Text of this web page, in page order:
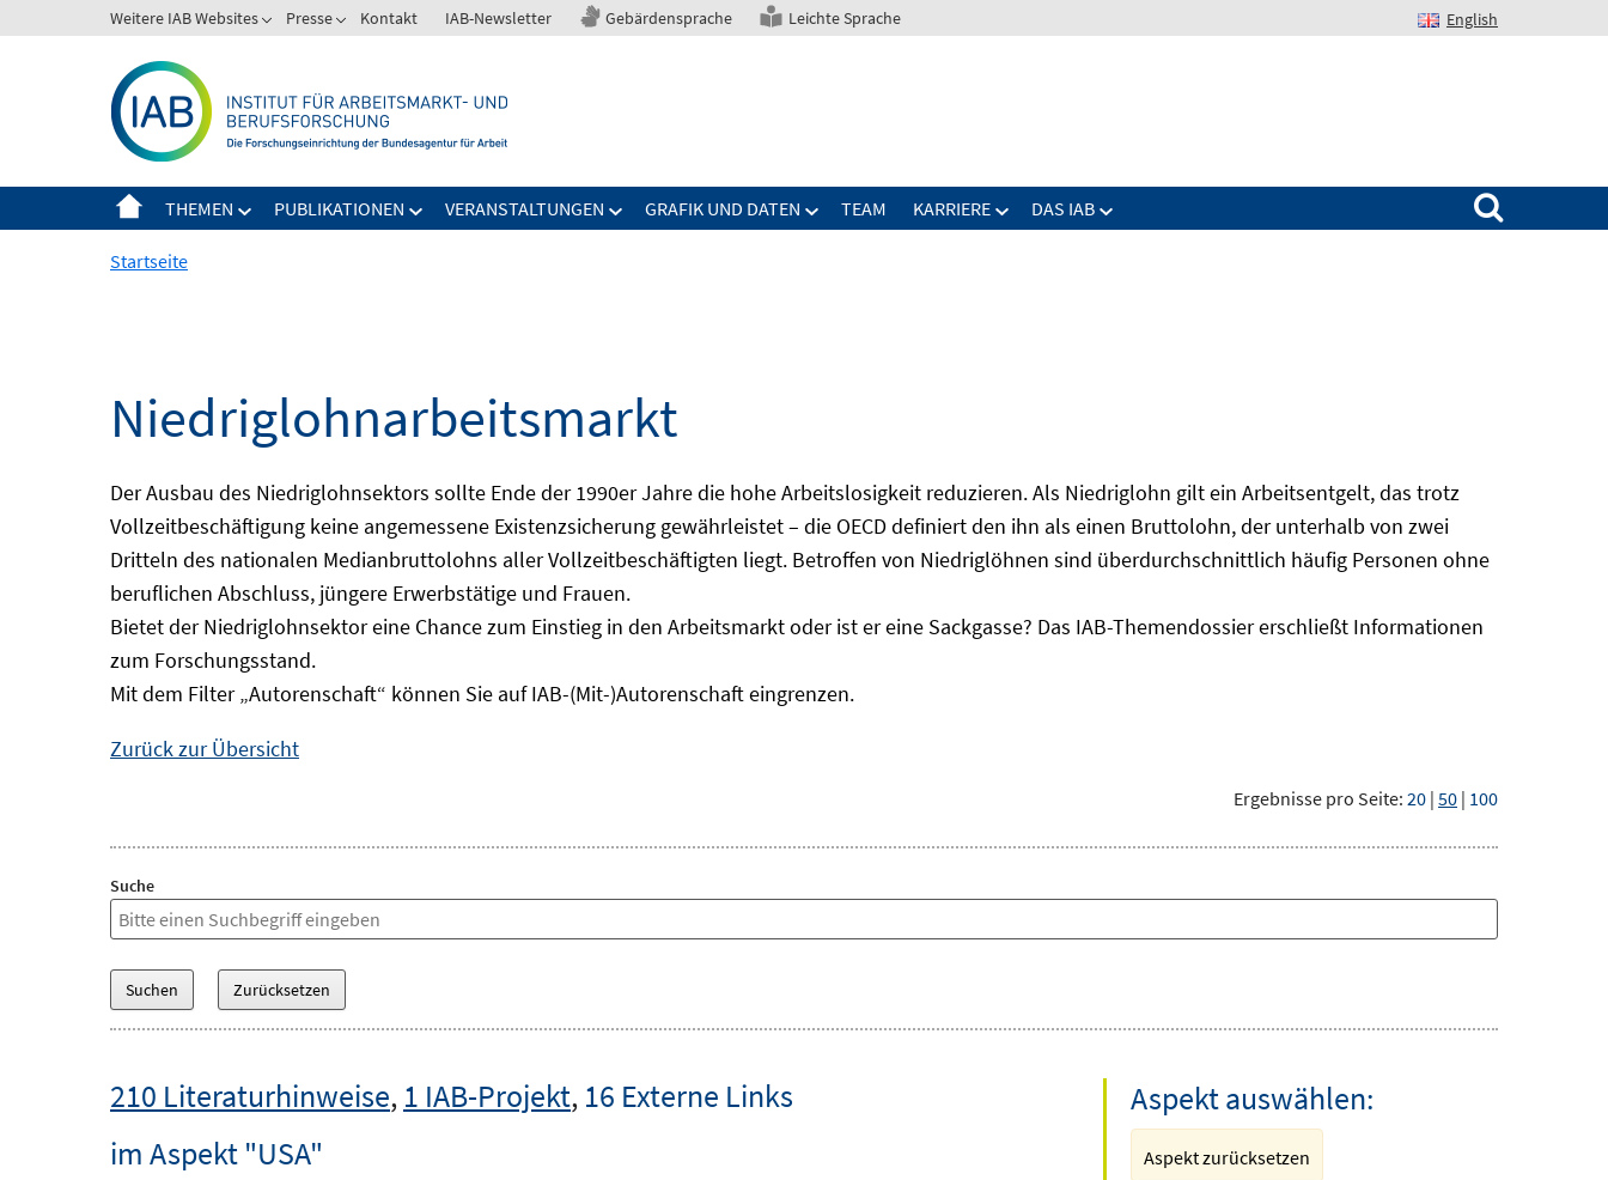
zum
Weitere IAB Websites Presse Kontakt IAB-Newsletter Gebärdensprache Leichte Sprache English
THEMEN PUBLIKATIONEN VERANSTALTUNGEN GRAFIK UND DATEN TEAM KARRIERE DAS IAB
Suchen nach:
Startseite
Niedriglohnarbeitsmarkt
Der Ausbau des Niedriglohnsektors sollte Ende der 1990er Jahre die hohe Arbeitslosigkeit reduzieren. Als Niedriglohn gilt ein Arbeitsentgelt, das trotz
Vollzeitbeschäftigung keine angemessene Existenzsicherung gewährleistet – die OECD definiert den ihn als einen Bruttolohn, der unterhalb von zwei
Dritteln des nationalen Medianbruttolohns aller Vollzeitbeschäftigten liegt. Betroffen von Niedriglöhnen sind überdurchschnittlich häufig Personen ohne
beruflichen Abschluss, jüngere Erwerbstätige und Frauen.
Bietet der Niedriglohnsektor eine Chance zum Einstieg in den Arbeitsmarkt oder ist er eine Sackgasse? Das IAB-Themendossier erschließt Informationen
zum Forschungsstand.
Mit dem Filter „Autorenschaft“ können Sie auf IAB-(Mit-)Autorenschaft eingrenzen.
Zurück zur Übersicht
Ergebnisse pro Seite: 20 | 50 | 100
Suche
210 Literaturhinweise, 1 IAB-Projekt, 16 Externe Links
im Aspekt "USA"
Aspekt auswählen:
Aspekt zurücksetzen